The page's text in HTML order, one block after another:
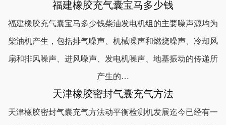
福建橡胶充气囊宝马多少钱
福建橡胶充气囊宝马多少钱柴油发电机组的主要噪声源均为
柴油机产生，包括排气噪声、机械噪声和燃烧噪声、冷却风
扇和排风噪声、进风噪声、发电机噪声、地基振动的传递所
产生的…
天津橡胶密封气囊充气方法
天津橡胶密封气囊充气方法动平衡检测机发展迄今已经有一